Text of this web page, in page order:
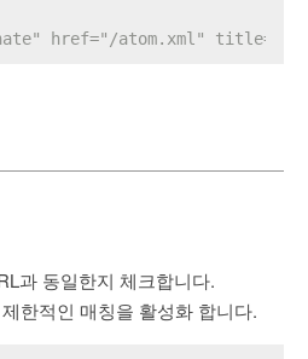
href="/atom.xml"
과 동일한지 체크합니다.
한적인 매칭을 활성화 합니다.